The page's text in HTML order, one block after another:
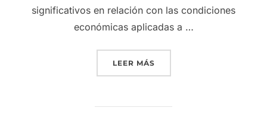
significativos en relación con las condiciones
económicas aplicadas a …
LEER MÁS«LAS ORGANIZACIONES